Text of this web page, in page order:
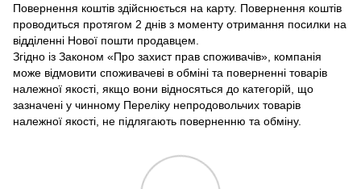
Повернення коштів здійснюється на карту. Повернення коштів
проводиться протягом 2 днів з моменту отримання посилки на
відділенні Нової пошти продавцем.
Згідно із Законом «Про захист прав споживачів», компанія
може відмовити споживачеві в обміні та поверненні товарів
належної якості, якщо вони відносяться до категорій, що
зазначені у чинному Переліку непродовольчих товарів
належної якості, не підлягають поверненню та обміну.